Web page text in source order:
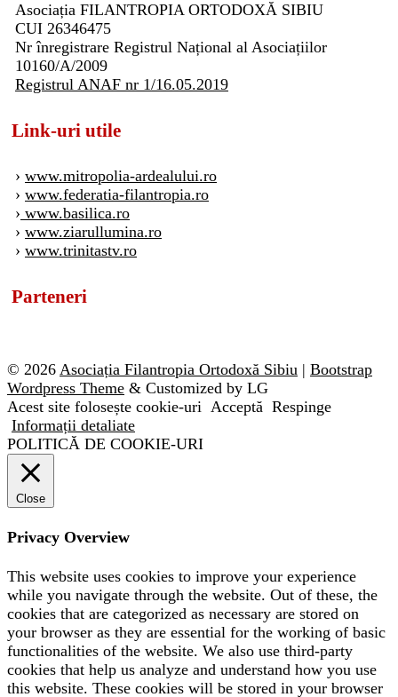
Asociația FILANTROPIA ORTODOXĂ SIBIU
CUI 26346475
Nr înregistrare Registrul Național al Asociațiilor
10160/A/2009
Registrul ANAF nr 1/16.05.2019
Link-uri utile
› www.mitropolia-ardealului.ro
› www.federatia-filantropia.ro
› www.basilica.ro
› www.ziarullumina.ro
› www.trinitastv.ro
Parteneri
© 2026 Asociația Filantropia Ortodoxă Sibiu | Bootstrap
Wordpress Theme & Customized by LG
Acest site folosește cookie-uri Acceptă Respinge
Informații detaliate
POLITICĂ DE COOKIE-URI
Close
Privacy Overview
This website uses cookies to improve your experience
while you navigate through the website. Out of these, the
cookies that are categorized as necessary are stored on
your browser as they are essential for the working of basic
functionalities of the website. We also use third-party
cookies that help us analyze and understand how you use
this website. These cookies will be stored in your browser